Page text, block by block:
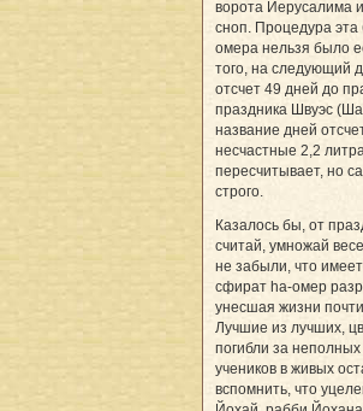
ворота Иерусалима
сноп. Процедура
омера нельзя было
того, на следующий
отсчет 49 дней до
праздника Швуэс
название дней
несчастные 2,2
пересчитывает, но
строго.
Казалось бы, от
считай, умножай
не забыли, что
сфират hа-омер
унесшая жизни
Лучшие из лучших,
погибли за
учеников в живых
вспомнить, что